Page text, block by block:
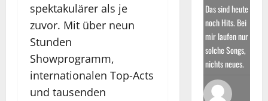
spektakulärer als je
zuvor. Mit über neun
Stunden
Showprogramm,
internationalen Top-Acts
und tausenden
Das sind heute
noch Hits. Bei
mir laufen nur
solche Songs,
nichts neues.